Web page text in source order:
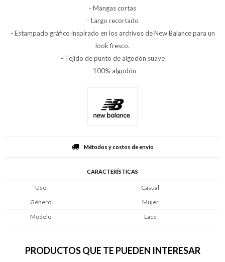
- Mangas cortas
- Largo recortado
- Estampado gráfico inspirado en los archivos de New Balance para un
look fresco.
- Tejido de punto de algodón suave
- 100% algodón
Métodos y costos de envío
CARACTERÍSTICAS
Uso
Casual
Género
Mujer
Modelo
Lace
PRODUCTOS QUE TE PUEDEN INTERESAR